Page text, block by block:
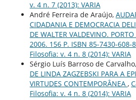
v. 4 n. 7 (2013): VARIA
André Ferreira de Araújo,
CIDADANIA E DEMOCRACIA
DE WALTER VALDEVINO. PORTO
2006. 156 P. ISBN 85-7430-608-
Filosofia: v. 4 n. 8 (2014): VARIA
Sérgio Luís Barroso de Carvalho,
DE LINDA ZAGZEBSKI PARA A
VIRTUDES CONTEMPORÂNEA ,
Filosofia: v. 4 n. 8 (2014): VARIA